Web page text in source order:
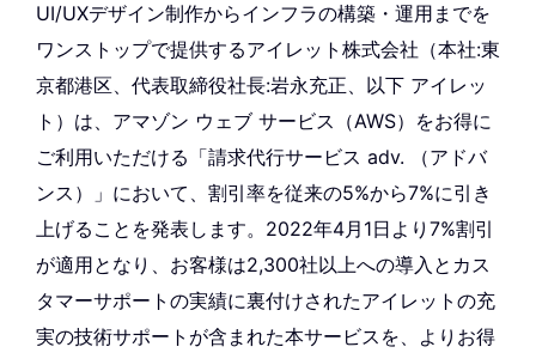
UI/UXデザイン制作からインフラの構築・運用までを
ワンストップで提供するアイレット株式会社（本社:東
京都港区、代表取締役社長:岩永充正、以下 アイレッ
ト）は、アマゾン ウェブ サービス（AWS）をお得に
ご利用いただける「請求代行サービス adv. （アドバ
ンス）」において、割引率を従来の5%から7%に引き
上げることを発表します。2022年4月1日より7%割引
が適用となり、お客様は2,300社以上への導入とカス
タマーサポートの実績に裏付けされたアイレットの充
実の技術サポートが含まれた本サービスを、よりお得